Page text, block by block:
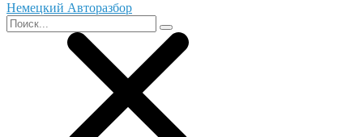
Немецкий Авторазбор